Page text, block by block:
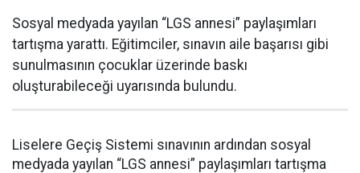
Sosyal medyada yayılan “LGS annesi” paylaşımları
tartışma yarattı. Eğitimciler, sınavın aile başarısı gibi
sunulmasının çocuklar üzerinde baskı
oluşturabileceği uyarısında bulundu.
Liselere Geçiş Sistemi sınavının ardından sosyal
medyada yayılan “LGS annesi” paylaşımları tartışma